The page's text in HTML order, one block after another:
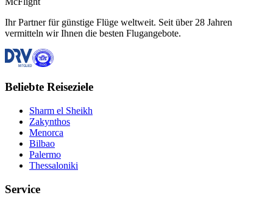
Ihr Partner für günstige Flüge weltweit. Seit über 28 Jahren
vermitteln wir Ihnen die besten Flugangebote.
Beliebte Reiseziele
Sharm el Sheikh
Zakynthos
Menorca
Bilbao
Palermo
Thessaloniki
Service